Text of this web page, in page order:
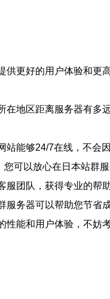
更好的用户体验和更
地区距离服务器有多
能够24/7在线，不会
可以放心在日本站群服
团队，获得专业的帮助
务器可以帮助您节省
能和用户体验，不妨